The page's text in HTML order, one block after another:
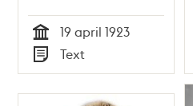
Tid
19 april 1923
Typ
Text